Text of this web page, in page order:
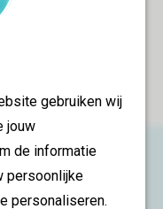
gebruiken wij
jouw
de informatie
persoonlijke
personaliseren.